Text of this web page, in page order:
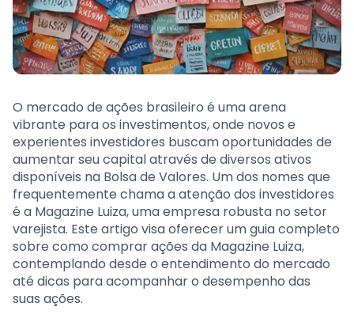
O mercado de ações brasileiro é uma arena
vibrante para os investimentos, onde novos e
experientes investidores buscam oportunidades de
aumentar seu capital através de diversos ativos
disponíveis na Bolsa de Valores. Um dos nomes que
frequentemente chama a atenção dos investidores
é a Magazine Luiza, uma empresa robusta no setor
varejista. Este artigo visa oferecer um guia completo
sobre como comprar ações da Magazine Luiza,
contemplando desde o entendimento do mercado
até dicas para acompanhar o desempenho das
suas ações.